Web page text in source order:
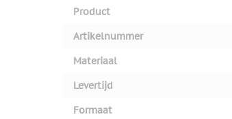
Product
Artikelnummer
Materiaal
Levertijd
Formaat